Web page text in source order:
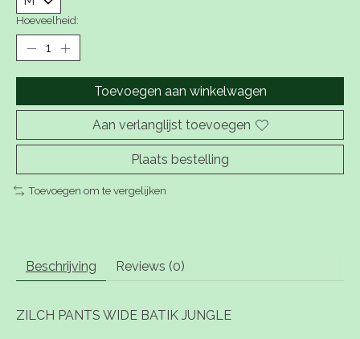
Hoeveelheid:
Toevoegen aan winkelwagen
Aan verlanglijst toevoegen
Plaats bestelling
Toevoegen om te vergelijken
Beschrijving Reviews (0)
ZILCH PANTS WIDE BATIK JUNGLE